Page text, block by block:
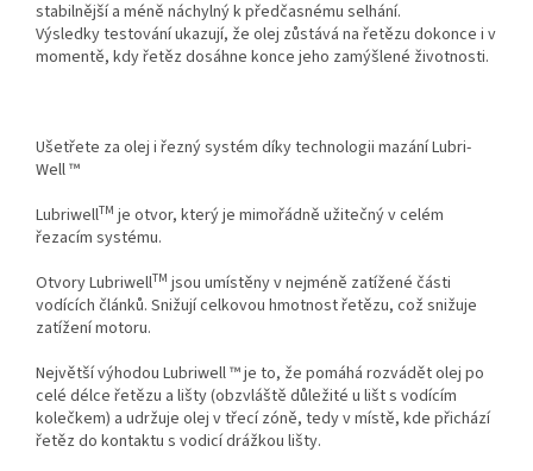
stabilnější a méně náchylný k předčasnému selhání.
Výsledky testování ukazují, že olej zůstává na řetězu dokonce i v
momentě, kdy řetěz dosáhne konce jeho zamýšlené životnosti.
Ušetřete za olej i řezný systém díky technologii mazání Lubri-
Well ™
LubriwellTM je otvor, který je mimořádně užitečný v celém
řezacím systému.
Otvory LubriwellTM jsou umístěny v nejméně zatížené části
vodících článků. Snižují celkovou hmotnost řetězu, což snižuje
zatížení motoru.
Největší výhodou Lubriwell ™ je to, že pomáhá rozvádět olej po
celé délce řetězu a lišty (obzvláště důležité u lišt s vodícím
kolečkem) a udržuje olej v třecí zóně, tedy v místě, kde přichází
řetěz do kontaktu s vodicí drážkou lišty.